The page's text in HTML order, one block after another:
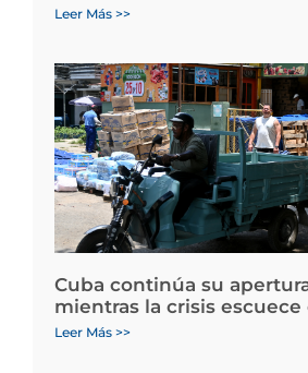
Leer Más >>
Cuba continúa su
mientras la crisis escuece
Leer Más >>